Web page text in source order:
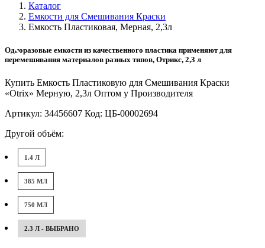
Каталог
Емкости для Смешивания Краски
Емкость Пластиковая, Мерная, 2,3л
Одноразовые емкости из качественного пластика применяют для
перемешивания материалов разных типов, Отрикс, 2,3 л
Купить Емкость Пластиковую для Смешивания Краски
«Otrix» Мерную, 2,3л Оптом у Производителя
Артикул: 34456607 Код: ЦБ-00002694
Другой объём:
1.4 Л
385 МЛ
750 МЛ
2.3 Л - ВЫБРАНО